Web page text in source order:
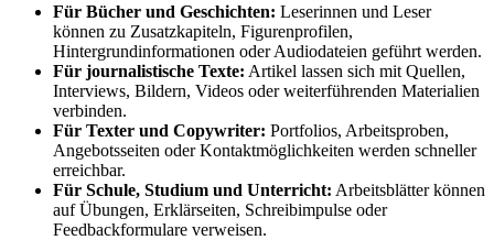
Für Bücher und Geschichten: Leserinnen und Leser
können zu Zusatzkapiteln, Figurenprofilen,
Hintergrundinformationen oder Audiodateien geführt werden.
Für journalistische Texte: Artikel lassen sich mit Quellen,
Interviews, Bildern, Videos oder weiterführenden Materialien
verbinden.
Für Texter und Copywriter: Portfolios, Arbeitsproben,
Angebotsseiten oder Kontaktmöglichkeiten werden schneller
erreichbar.
Für Schule, Studium und Unterricht: Arbeitsblätter können
auf Übungen, Erklärseiten, Schreibimpulse oder
Feedbackformulare verweisen.